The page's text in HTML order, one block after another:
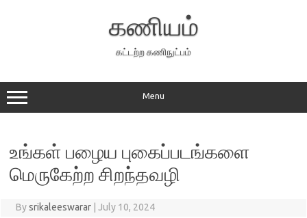
கணியம்
கட்டற்ற கணிநுட்பம்
Menu
உங்கள் பழைய புகைப்படங்களை
மெருகேற்ற சிறந்தவழி
Bysrikaleeswarar July 10, 2024